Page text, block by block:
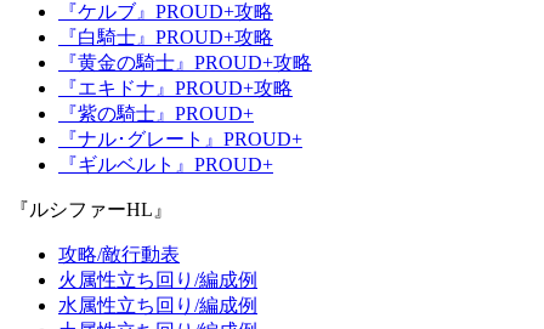
『ケルブ』PROUD+攻略
『白騎士』PROUD+攻略
『黄金の騎士』PROUD+攻略
『エキドナ』PROUD+攻略
『紫の騎士』PROUD+
『ナル･グレート』PROUD+
『ギルベルト』PROUD+
『ルシファーHL』
攻略/敵行動表
火属性立ち回り/編成例
水属性立ち回り/編成例